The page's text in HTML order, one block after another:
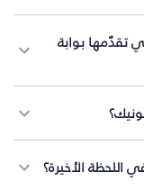
تقدّمها بوابة
الأخيرة؟